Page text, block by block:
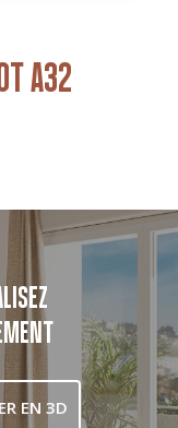
A32
EN 3D